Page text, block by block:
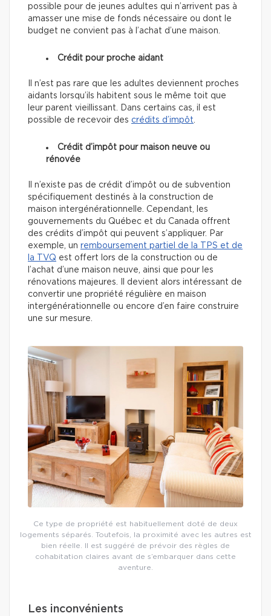
possible pour de jeunes adultes qui n’arrivent pas à
amasser une mise de fonds nécessaire ou dont le
budget ne convient pas à l’achat d’une maison.
Crédit pour proche aidant
Il n’est pas rare que les adultes deviennent proches
aidants lorsqu’ils habitent sous le même toit que
leur parent vieillissant. Dans certains cas, il est
possible de recevoir des crédits d’impôt
Crédit d’impôt pour maison neuve ou
rénovée
Il n’existe pas de crédit d’impôt ou de subvention
spécifiquement destinés à la construction de
maison intergénérationnelle. Cependant, les
gouvernements du Québec et du Canada offrent
des crédits d’impôt qui peuvent s’appliquer. Par
exemple, un remboursement partiel de la TPS et de
la TVQ est offert lors de la construction ou de
l’achat d’une maison neuve, ainsi que pour les
rénovations majeures. Il devient alors intéressant de
convertir une propriété régulière en maison
intergénérationnelle ou encore d’en faire construire
une sur mesure.
Ce type de propriété est habituellement doté de deux
logements séparés. Toutefois, la proximité avec les autres est
bien réelle. Il est suggéré de prévoir des règles de
cohabitation claires avant de s’embarquer dans cette
aventure.
Les inconvénients